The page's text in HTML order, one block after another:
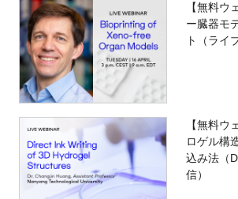
【無料ウ
ー臓器モ
ト（ライ
【無料ウ
ロゲル構
込み法（
信）